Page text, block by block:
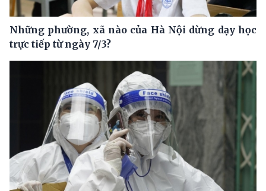
Những phường, xã nào của Hà Nội dừng dạy học
trực tiếp từ ngày 7/3?